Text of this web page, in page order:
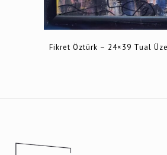
Fikret Öztürk – 24×39 Tual